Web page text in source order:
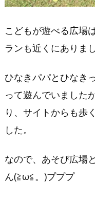
こどもが遊べる広場
ランも近くにありまし
ひなきパパとひなき
って遊んでいました
り、サイトからも歩
した。
なので、あそび広場
ん(≧ω≦。)プププ